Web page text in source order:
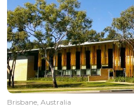
Brisbane, Australia